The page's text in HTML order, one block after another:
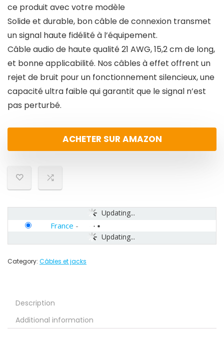
ce produit avec votre modèle
Solide et durable, bon câble de connexion transmet
un signal haute fidélité à l’équipement.
Câble audio de haute qualité 21 AWG, 15,2 cm de long,
et bonne applicabilité. Nos câbles à effet offrent un
rejet de bruit pour un fonctionnement silencieux, une
capacité ultra faible qui garantit que le signal n’est
pas perturbé.
ACHETER SUR AMAZON
Updating...
Updating...
France -
Category: Câbles et jacks
Description
Additional information